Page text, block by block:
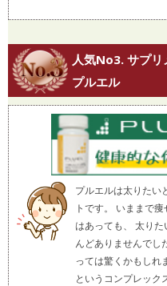
人気No3. サプリ
プルエル
プルエルは太りたい
トです。 いままで
はあっても、 太り
んどありませんでし
っては驚くかもしれ
というコンプレック